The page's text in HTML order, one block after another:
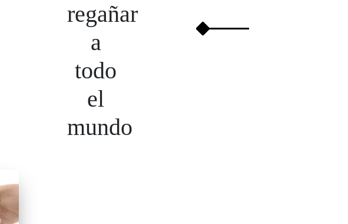
regañar
a
todo
el
mundo